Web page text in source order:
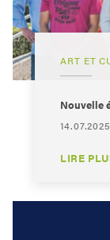
ART ET
Nouvelle
14.07.2025
LIRE